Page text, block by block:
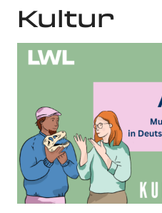
Kultur